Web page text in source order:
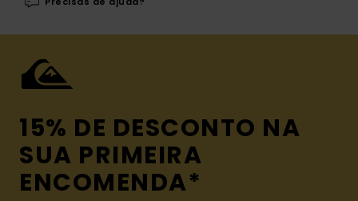
15% DE DESCONTO NA
SUA PRIMEIRA
ENCOMENDA*